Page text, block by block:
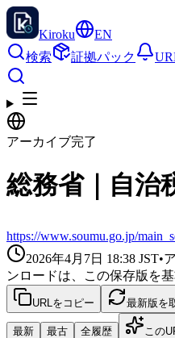
Kiroku
EN
検索
証拠パック
アーカイブ完了
総務省｜自治
https://www.soumu.go.jp/
2026年4月7日 18:38 JST•
ンロードは、この保存版を
URLをコピー 最新版を
最新 最古 全履歴 この